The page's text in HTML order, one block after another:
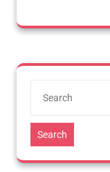
Search